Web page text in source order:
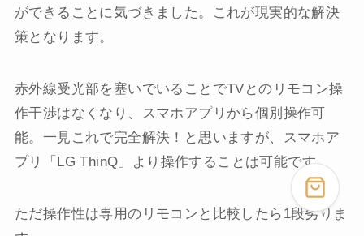
ができることに気づきました。これが現実的な解決
策となります。
赤外線受光部を塞いでいることでTVとのリモコン操
作干渉はなくなり、スマホアプリから個別操作可
能。一見これで完全解決！と思いますが、スマホア
プリ「LG ThinQ」より操作することは可能です。
ただ操作性は専用のリモコンと比較したら1段劣りま